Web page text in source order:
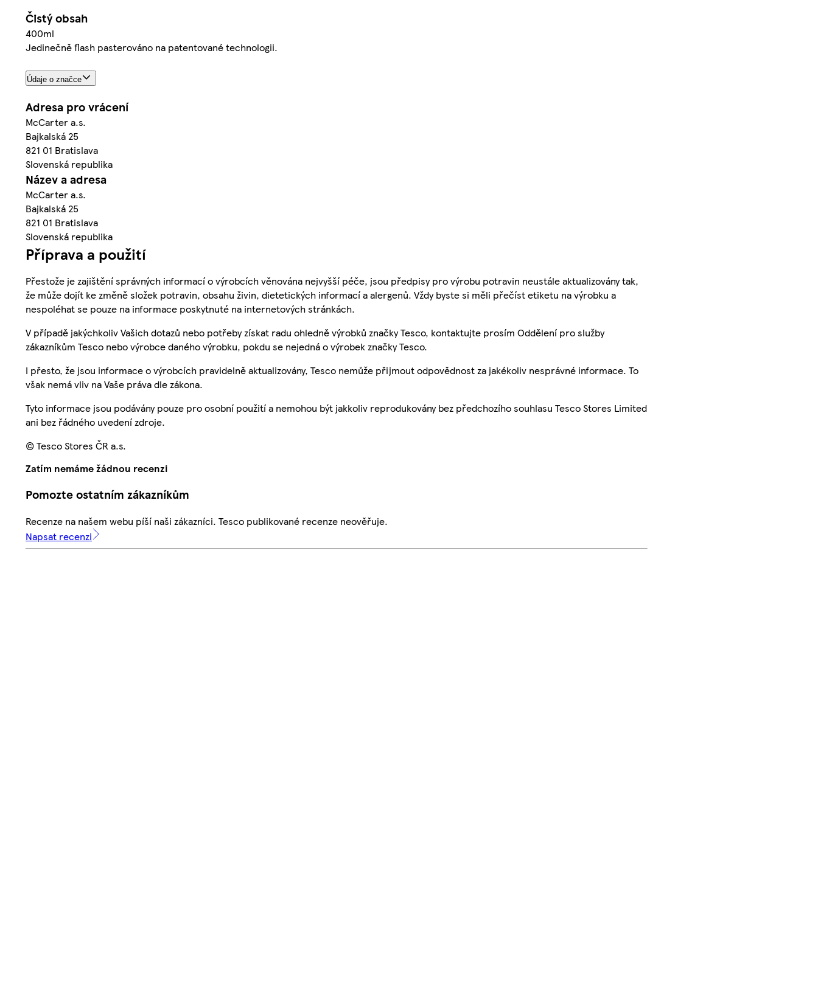
Čistý obsah
400ml
Jedinečně flash pasterováno na patentované technologii.
Údaje o značce
Adresa pro vrácení
McCarter a.s.
Bajkalská 25
821 01 Bratislava
Slovenská republika
Název a adresa
McCarter a.s.
Bajkalská 25
821 01 Bratislava
Slovenská republika
Příprava a použití
Přestože je zajištění správných informací o výrobcích věnována nejvyšší péče, jsou předpisy pro výrobu potravin neustále aktualizovány tak,
že může dojít ke změně složek potravin, obsahu živin, dietetických informací a alergenů. Vždy byste si měli přečíst etiketu na výrobku a
nespoléhat se pouze na informace poskytnuté na internetových stránkách.
V případě jakýchkoliv Vašich dotazů nebo potřeby získat radu ohledně výrobků značky Tesco, kontaktujte prosím Oddělení pro služby
zákazníkům Tesco nebo výrobce daného výrobku, pokdu se nejedná o výrobek značky Tesco.
I přesto, že jsou informace o výrobcích pravidelně aktualizovány, Tesco nemůže přijmout odpovědnost za jakékoliv nesprávné informace. To
však nemá vliv na Vaše práva dle zákona.
Tyto informace jsou podávány pouze pro osobní použití a nemohou být jakkoliv reprodukovány bez předchozího souhlasu Tesco Stores Limited
ani bez řádného uvedení zdroje.
© Tesco Stores ČR a.s.
Zatím nemáme žádnou recenzi
Pomozte ostatním zákazníkům
Recenze na našem webu píší naši zákazníci. Tesco publikované recenze neověřuje.
Napsat recenzi